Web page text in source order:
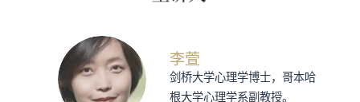
李萱
剑桥大学心理学博士，哥本哈
根大学心理学系副教授。